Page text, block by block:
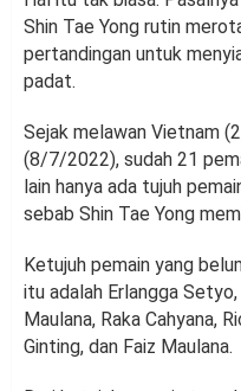
Shin Tae Yong rutin
pertandingan untuk
padat.
Sejak melawan Vietnam
(8/7/2022), sudah 21
lain hanya ada tujuh
sebab Shin Tae Yong
Ketujuh pemain yang
itu adalah Erlangga
Maulana, Raka Cahyana,
Ginting, dan Faiz Maulana.